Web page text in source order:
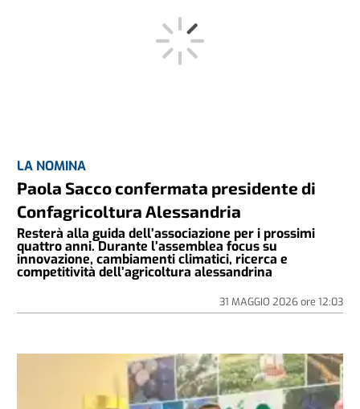
LA NOMINA
Paola Sacco confermata presidente di
Confagricoltura Alessandria
Resterà alla guida dell’associazione per i prossimi
quattro anni. Durante l’assemblea focus su
innovazione, cambiamenti climatici, ricerca e
competitività dell’agricoltura alessandrina
31 MAGGIO 2026ore 12:03